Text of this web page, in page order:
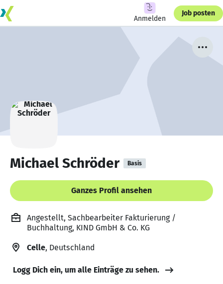
Anmelden
Job posten
Michael Schröder Basis
Ganzes Profil ansehen
Angestellt, Sachbearbeiter Fakturierung /
Buchhaltung, KIND GmbH & Co. KG
Celle, Deutschland
Logg Dich ein, um alle Einträge zu sehen.